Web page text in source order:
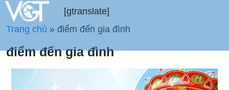
[gtranslate]
Trang chủ » điểm đến gia đình
điểm đến gia đình